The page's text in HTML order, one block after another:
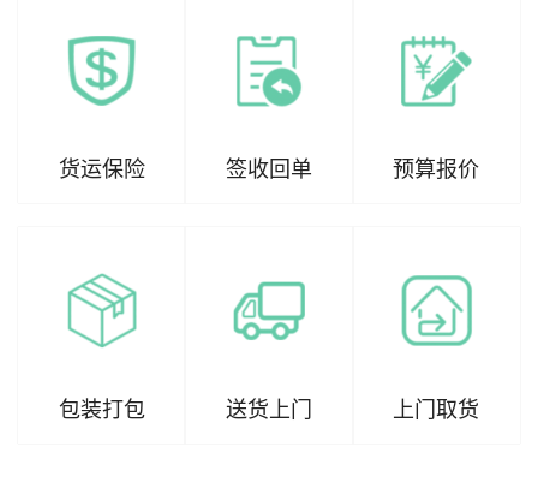
货运保险 签收回单 预算报价
包装打包 送货上门 上门取货